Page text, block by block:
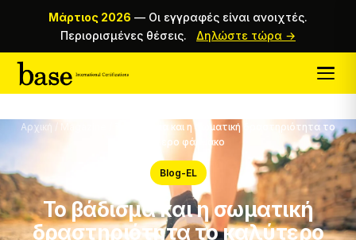
Μάρτιος 2026 — Οι εγγραφές είναι ανοιχτές.
Περιορισμένες θέσεις.
Δηλώστε τώρα →
Αρχική
Το βάδισμα και η σωματική δραστηριότητα το
καλύτερο φάρμακο
Blog-EL
Το βάδισμα και η σωματική
δραστηριότητα το καλύτερο